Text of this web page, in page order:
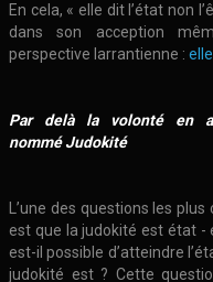
En cela, « elle dit l’état non
dans son acception
perspective larrantienne :
Par delà la volonté en
nommé Judokité
L’une des questions les
est que la judokité est état -
est-il possible d’atteindre
judokité est ? Cette